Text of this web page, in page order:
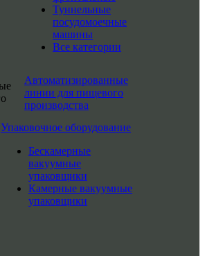
Туннельные
посудомоечные
машины
Все категории
Автоматизированные
линии для пищевого
производства
Упаковочное оборудование
Бескамерные
вакуумные
упаковщики
Камерные вакуумные
упаковщики